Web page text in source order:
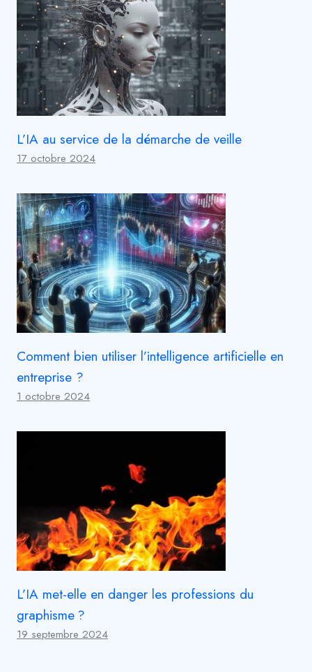
L’IA au service de la démarche de veille
17 octobre 2024
Comment bien utiliser l’intelligence artificielle en
entreprise ?
1 octobre 2024
L’IA met-elle en danger les professions du
graphisme ?
19 septembre 2024